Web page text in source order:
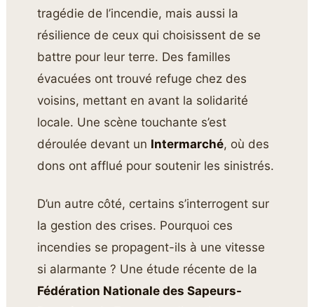
tragédie de l’incendie, mais aussi la
résilience de ceux qui choisissent de se
battre pour leur terre. Des familles
évacuées ont trouvé refuge chez des
voisins, mettant en avant la solidarité
locale. Une scène touchante s’est
déroulée devant un Intermarché, où des
dons ont afflué pour soutenir les sinistrés.
D’un autre côté, certains s’interrogent sur
la gestion des crises. Pourquoi ces
incendies se propagent-ils à une vitesse
si alarmante ? Une étude récente de la
Fédération Nationale des Sapeurs-